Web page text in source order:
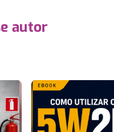
autor